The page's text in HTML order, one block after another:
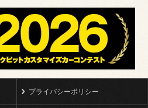
プライバシーポリシー